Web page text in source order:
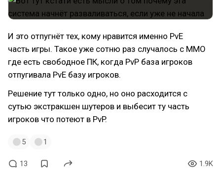
И это отпугнёт тех, кому нравится именно PvE
часть игры. Такое уже сотню раз случалось с ММО
где есть свободное ПК, когда PvP база игроков
отпугивала PvE базу игроков.
Решение тут только одно, но оно расходится с
сутью экстракшен шутеров и выбесит ту часть
игроков что потеют в PvP.
5 1
13 1.9K